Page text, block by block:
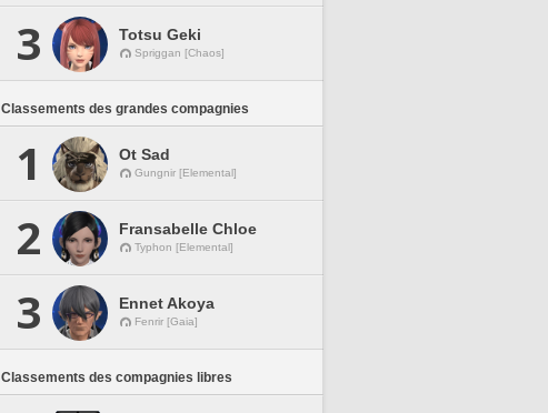
3 Totsu Geki
Spriggan [Chaos]
Classements des grandes compagnies
1 Ot Sad
Gungnir [Elemental]
2 Fransabelle Chloe
Typhon [Elemental]
3 Ennet Akoya
Fenrir [Gaia]
Classements des compagnies libres